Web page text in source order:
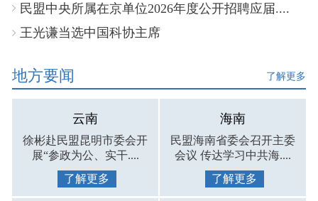
民盟中央所属在京单位2026年度公开招聘应届....
王光谦当选中国科协主席
地方要闻 了解更多
云南
徐彬赴民盟昆明市委会开
展“参政为公、实干....
了解更多
海南
民盟海南省委会召开主委
会议 传达学习中共海....
了解更多